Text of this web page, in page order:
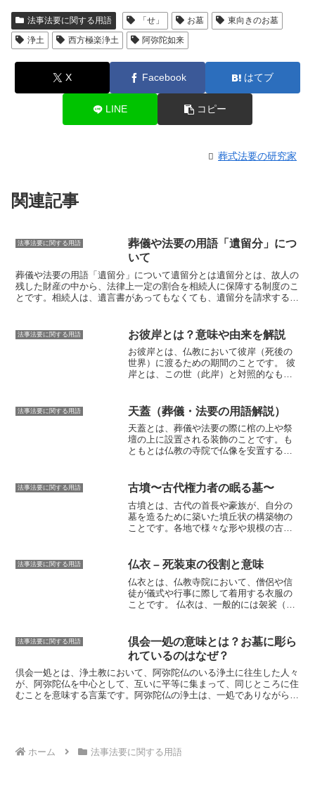
法事法要に関する用語 「せ」 お墓
東向きのお墓
浄土
西方極楽浄土 阿弥陀如来
X Facebook はてブ
LINE コピー
葬式法要の研究家
関連記事
法事法要に関する用語
葬儀や法要の用語「遺留分」につ
いて
葬儀や法要の用語「遺留分」について遺留分とは遺留分とは、故人の
残した財産の中から、法律上一定の割合を相続人に保障する制度のこ
とです。相続人は、遺言書があってもなくても、遺留分を請求するこ
産の3分の1が遺留分となります。遺留分は、相続人が生存している
限り、いつでも請求することができます。
法事法要に関する用語 お彼岸とは？意味や由来を解説
お彼岸とは、仏教において彼岸（死後の
世界）に渡るための期間のことです。
彼
岸とは、この世（此岸）と対照的なもの
前後3日間ずつ、計7日間の期間です。
彼岸の意味は、彼岸に渡るための準備期
間であることです。この期間には、亡く
なった人の霊を供養したり、お墓参りに
行ったり、精進料理を食べたりして、死
でもあります。
法事法要に関する用語 天蓋（葬儀・法要の用語解説）
天蓋とは、葬儀や法要の際に棺の上や祭
壇の上に設置される装飾のことです。も
ともとは仏教の寺院で仏像を安置する際
天蓋は、一般的には布製ですが、金属製
や木製のものもあります。天蓋の色は、
故人の宗教や宗派によって異なります
が、日本では白色や黒色が多く使用され
ます。天蓋は、故人の魂を天国へ導く役
れ、その柱には「天蓋の四天幕」と呼ば
幕には、故人の功績や徳を表現した絵や
文字が描かれています。天蓋は、故人の
魂を天国へ導くための大切な役割を果た
法事法要に関する用語 古墳〜古代権力者の眠る墓〜
古墳とは、古代の首長や豪族が、自分の
墓を造るために築いた墳丘状の構築物の
ことです 。各地で様々な形や規模の古墳
半から4世紀前半にかけてとされており、
7世紀末まで造られ続けました。古墳の築
造は、首長や豪族の権力の象徴であり、
また、死後の世界への信仰にも関係があ
ると考えられています。古墳は、大きく
がつながったもので、古くは弥生時代か
ら造られていたと考えられています。円
墳は、円形の墳丘を有するもので、古墳
時代に入ってから造られるようになりま
した。方墳は、方形の墳丘を有するもの
で、古墳時代中期以降に造られるように
とが多くあります。埴輪は、古墳の装飾
法事法要に関する用語 仏衣 – 死装束の役割と意味
仏衣とは、仏教寺院において、僧侶や信
徒が儀式や行事に際して着用する衣服の
ことです。
仏衣は、一般的には袈裟（け
ある釈迦が、インドで着用していた衣服
を模したものであり、僧侶や信徒が釈迦
の教えを正しく理解し、実践することを
願って着られています。袈裟は、僧侶や
信徒が仏教の教えを正しく理解し、実践
することを願って着られています。仏衣
す。袈裟は、僧侶や信徒が儀式や行事に
法事法要に関する用語
倶会一処の意味とは？お墓に彫ら
れているのはなぜ？
倶会一処とは、浄土教において、阿弥陀仏のいる浄土に往生した人々
が、阿弥陀仏を中心として、互いに平等に集まって、
同じところに住
むこと を意味する言葉です。阿弥陀仏の浄土は、一処でありながら、
暮らす様子が描かれています。
ホーム 法事法要に関する用語